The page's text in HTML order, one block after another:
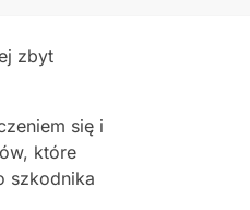
zbyt
się i
które
szkodnika